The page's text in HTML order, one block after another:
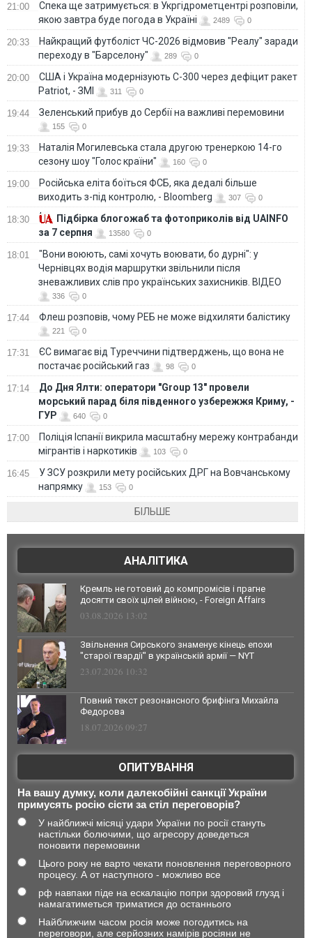
21:00
Спека ще затримується: в Укргідрометцентрі розповіли,
якою завтра буде погода в Україні
2489 0
20:33
Найкращий футболіст ЧС-2026 відмовив "Реалу" заради
переходу в "Барселону"
289 0
20:00
США і Україна модернізують С-300 через дефіцит ракет
Patriot, - ЗМІ
311 0
19:44 Зеленський прибув до Сербії на важливі перемовини
155 0
19:33
Наталія Могилевська стала другою тренеркою 14-го
сезону шоу "Голос країни"
160 0
19:00
Російська еліта боїться ФСБ, яка дедалі більше
виходить з-під контролю, - Bloomberg
307 0
18:30
Підбірка блогожаб та фотоприколів від UAINFO
за 7 серпня
13580 0
18:01
"Вони воюють, самі хочуть воювати, бо дурні": у
Чернівцях водія маршрутки звільнили після
зневажливих слів про українських захисників. ВІДЕО
336 0
17:44 Флеш розповів, чому РЕБ не може відхиляти балістику
221 0
17:31
ЄС вимагає від Туреччини підтверджень, що вона не
постачає російський газ
98 0
17:14
До Дня Ялти: оператори "Group 13" провели
морський парад біля південного узбережжя Криму, -
ГУР
640 0
17:00
Поліція Іспанії викрила масштабну мережу контрабанди
мігрантів і наркотиків
103 0
16:45
У ЗСУ розкрили мету російських ДРГ на Вовчанському
напрямку
153 0
БІЛЬШЕ
АНАЛІТИКА
Кремль не готовий до компромісів і прагне
досягти своїх цілей війною, - Foreign Affairs
03.08.2026 13:02
Звільнення Сирського знаменує кінець епохи
"старої гвардії" в українській армії — NYT
23.07.2026 10:32
Повний текст резонансного брифінга Михайла
Федорова
18.07.2026 09:27
ОПИТУВАННЯ
На вашу думку, коли далекобійні санкції України
примусять росію сісти за стіл переговорів?
У найближчі місяці удари України по росії стануть
настільки болючими, що агресору доведеться
поновити перемовини
Цього року не варто чекати поновлення переговорного
процесу. А от наступного - можливо все
рф навпаки піде на ескалацію попри здоровий глузд і
намагатиметься триматися до останнього
Найближчим часом росія може погодитись на
переговори, але серйозних намірів росіяни не